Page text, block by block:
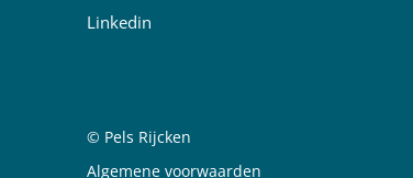
Linkedin
Juridische informatie
© Pels Rijcken
Algemene voorwaarden